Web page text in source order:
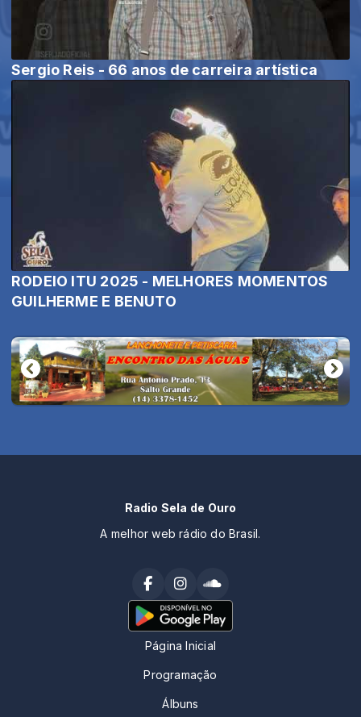
Sergio Reis - 66 anos de carreira artística
RODEIO ITU 2025 - MELHORES MOMENTOS
GUILHERME E BENUTO
Radio Sela de Ouro
A melhor web rádio do Brasil.
Página Inicial
Programação
Álbuns